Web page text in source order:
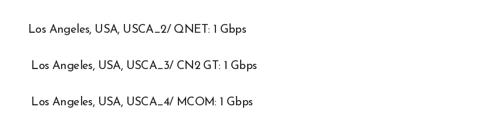
Los Angeles, USA, USCA_2/ QNET: 1 Gbps
Los Angeles, USA, USCA_3/ CN2 GT: 1 Gbps
Los Angeles, USA, USCA_4/ MCOM: 1 Gbps